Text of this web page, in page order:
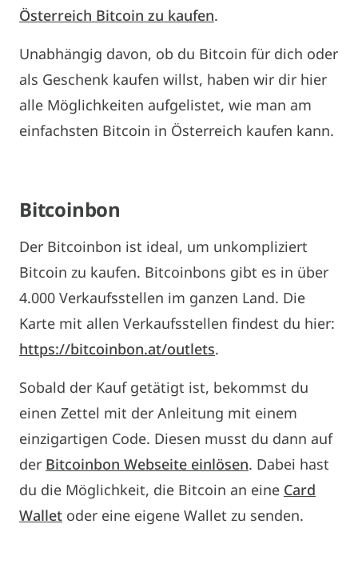
Österreich Bitcoin zu kaufen.
Unabhängig davon, ob du Bitcoin für dich oder
als Geschenk kaufen willst, haben wir dir hier
alle Möglichkeiten aufgelistet, wie man am
einfachsten Bitcoin in Österreich kaufen kann.
Bitcoinbon
Der Bitcoinbon ist ideal, um unkompliziert
Bitcoin zu kaufen. Bitcoinbons gibt es in über
4.000 Verkaufsstellen im ganzen Land. Die
Karte mit allen Verkaufsstellen findest du hier:
https://bitcoinbon.at/outlets.
Sobald der Kauf getätigt ist, bekommst du
einen Zettel mit der Anleitung mit einem
einzigartigen Code. Diesen musst du dann auf
der Bitcoinbon Webseite einlösen. Dabei hast
du die Möglichkeit, die Bitcoin an eine Card
Wallet oder eine eigene Wallet zu senden.